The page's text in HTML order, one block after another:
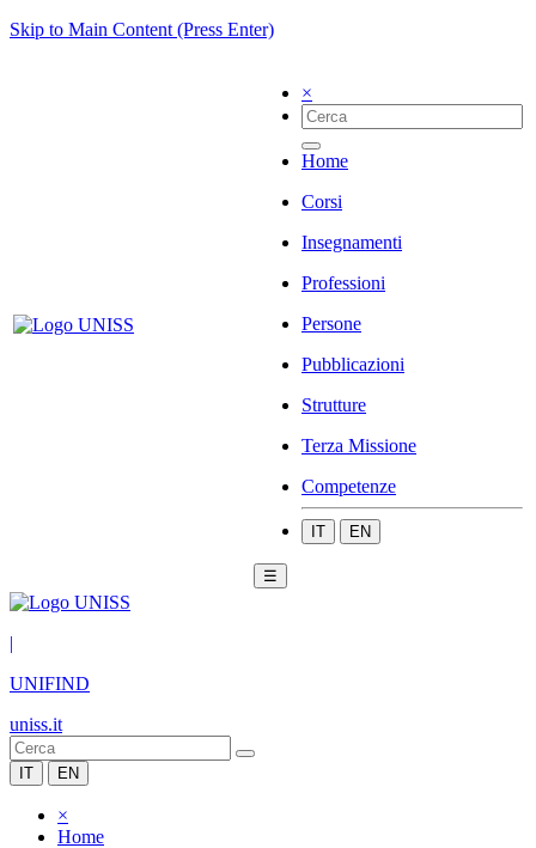
Skip to Main Content (Press Enter)
×
Home
Corsi
Insegnamenti
Professioni
Persone
Pubblicazioni
Strutture
Terza Missione
Competenze
IT EN
☰
|
UNIFIND
uniss.it
IT EN
×
Home